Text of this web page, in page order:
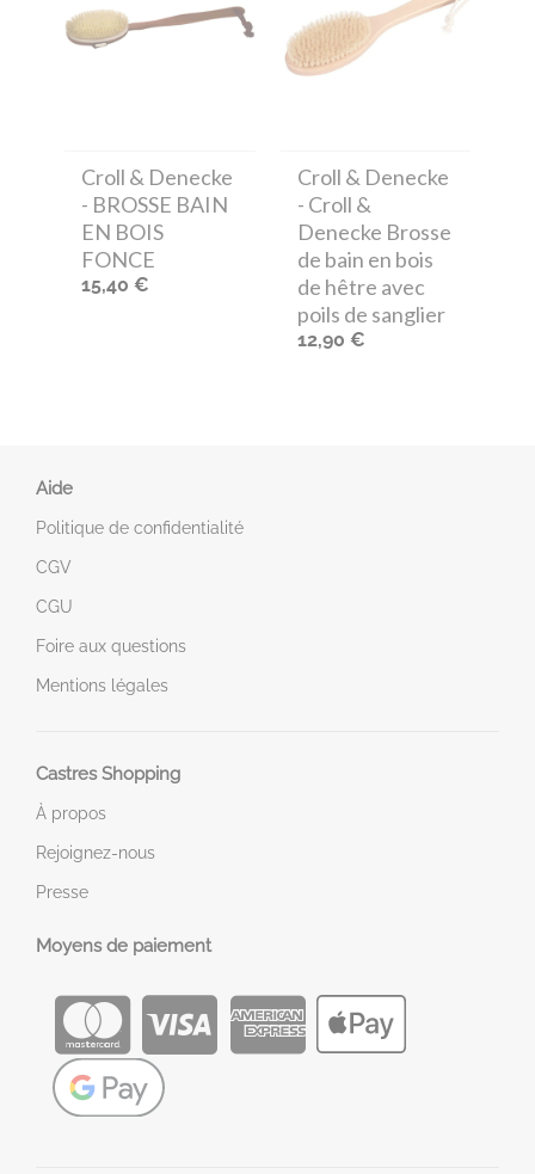
Croll & Denecke
- BROSSE BAIN
EN BOIS
FONCE
15,40 €
Croll & Denecke
- Croll &
Denecke Brosse
de bain en bois
de hêtre avec
poils de sanglier
12,90 €
Aide
Politique de confidentialité
CGV
CGU
Foire aux questions
Mentions légales
Castres Shopping
À propos
Rejoignez-nous
Presse
Moyens de paiement